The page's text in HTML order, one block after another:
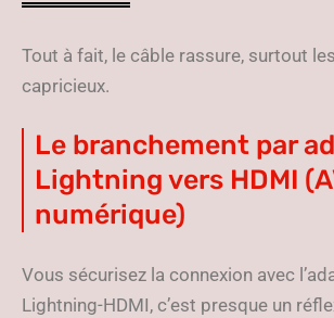
Tout à fait, le câble rassure, surtout
capricieux.
Le branchement par
Lightning vers HDMI
numérique)
Vous sécurisez la connexion avec
Lightning-HDMI, c’est presque un